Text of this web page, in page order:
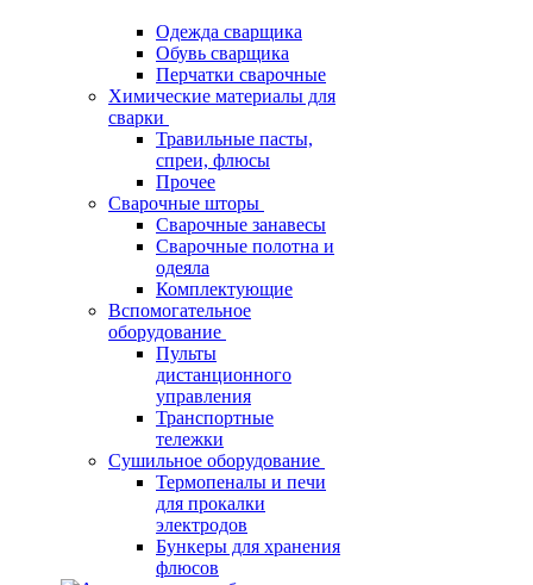
Одежда сварщика
Обувь сварщика
Перчатки сварочные
Химические материалы для
сварки
Травильные пасты,
спреи, флюсы
Прочее
Сварочные шторы
Сварочные занавесы
Сварочные полотна и
одеяла
Комплектующие
Вспомогательное
оборудование
Пульты
дистанционного
управления
Транспортные
тележки
Сушильное оборудование
Термопеналы и печи
для прокалки
электродов
Бункеры для хранения
флюсов